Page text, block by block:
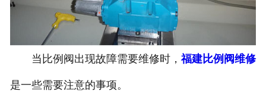
联系我们
当比例阀出现故障需要维修时， 福建比例阀维修
是一些需要注意的事项。